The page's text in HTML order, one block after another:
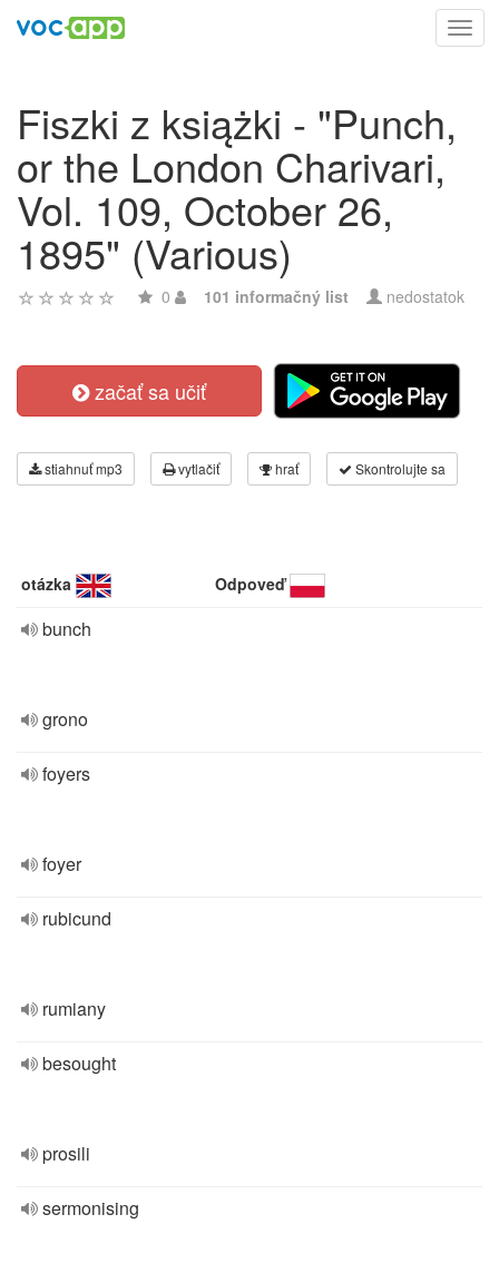
Fiszki z książki - "Punch,
or the London Charivari,
Vol. 109, October 26,
1895" (Various)
0 101 informačný list nedostatok
začať sa učiť
stiahnuť mp3 vytlačiť hrať Skontrolujte sa
otázka Odpoveď
bunch
grono
foyers
foyer
rubicund
rumiany
besought
prosili
sermonising